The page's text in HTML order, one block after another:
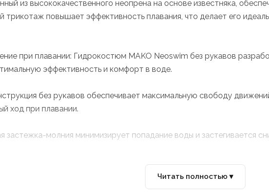
из высококачественного неопрена на основе известняка,
трикотаж повышает эффективность плавания, что делает его
при плавании: Гидрокостюм MAKO Neoswim без рукавов
эффективность и комфорт в воде.
без рукавов обеспечивает максимальную свободу
ход при плавании.
застежка-молния минимизирует попадание воды и застегивается
для предотвращения трения и дискомфорта, воротник
Читать полностью ▾